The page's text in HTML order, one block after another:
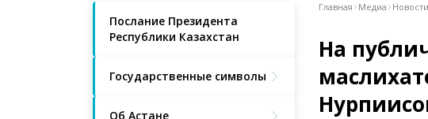
Послание Президента
Республики Казахстан
Государственные символы
Об Астане
Главная Медиа Новости
На